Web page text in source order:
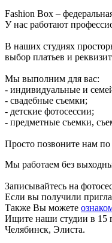
Fashion Box –
У нас работают
В наших студиях
выбор платьев и
Мы выполним для вас:
- индивидуальные и
- свадебные съемки;
- детские фотосессии;
- предметные съемки,
Просто позвоните нам по
Мы работаем без
Записывайтесь на
Если вы получили
Также Вы можете
Ищите наши студии в 15
Челябинск, Элиста.